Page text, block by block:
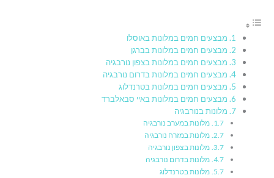
מבצעים חמים במלונות באוסלו
מבצעים חמים במלונות בברגן
מבצעים חמים במלונות בצפון נורבגיה
מבצעים חמים במלונות בדרום נורבגיה
מבצעים חמים במלונות בטרנדלוג
מבצעים חמים במלונות באיי סבאלברד
מלונות בנורבגיה
מלונות במערב נורבגיה
מלונות במזרח נורבגיה
מלונות בצפון נורבגיה
מלונות בדרום נורבגיה
מלונות בטרנדלוג